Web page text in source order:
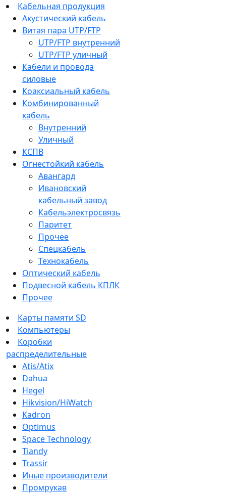
Кабельная продукция
Акустический кабель
Витая пара UTP/FTP
UTP/FTP внутренний
UTP/FTP уличный
Кабели и провода
силовые
Коаксиальный кабель
Комбинированный
кабель
Внутренний
Уличный
КСПВ
Огнестойкий кабель
Авангард
Ивановский
кабельный завод
Кабельэлектросвязь
Паритет
Прочее
Спецкабель
Технокабель
Оптический кабель
Подвесной кабель КПЛК
Прочее
Карты памяти SD
Компьютеры
Коробки
распределительные
Atis/Atix
Dahua
Hegel
Hikvision/HiWatch
Kadron
Optimus
Space Technology
Tiandy
Trassir
Иные производители
Промрукав